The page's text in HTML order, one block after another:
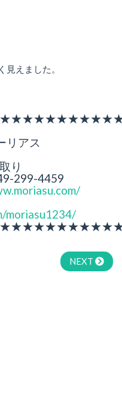
えました。
リアス
り
299-4459
moriasu1234/
NEXT